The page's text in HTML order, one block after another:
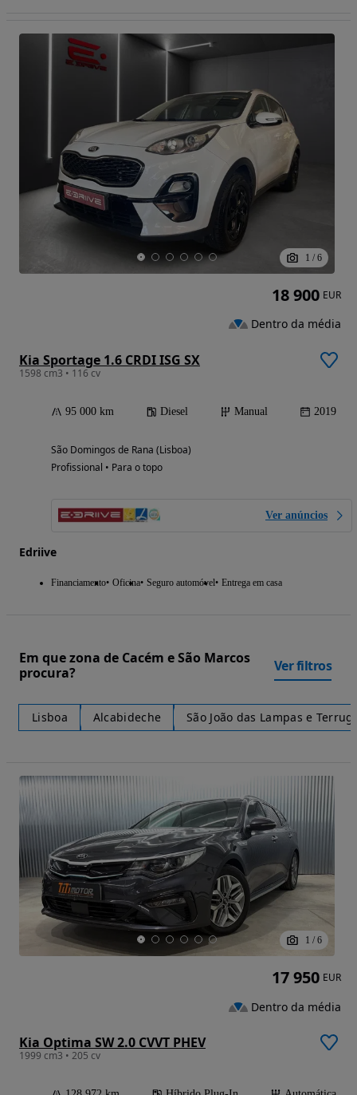
1 / 6
Kia Sportage 1.6 CRDI ISG SX
1598 cm3 • 116 cv
95 000 km Diesel Manual 2019
São Domingos de Rana (Lisboa)
Profissional • Para o topo
Ver anúncios
Edriive
Financiamento Oficina Seguro automóvel Entrega em casa
18 900 EUR
Dentro da média
Em que zona de Cacém e São Marcos
procura?
Ver filtros
Lisboa Alcabideche São João das Lampas e
1 / 6
Kia Optima SW 2.0 CVVT PHEV
1999 cm3 • 205 cv
17 950 EUR
Dentro da média